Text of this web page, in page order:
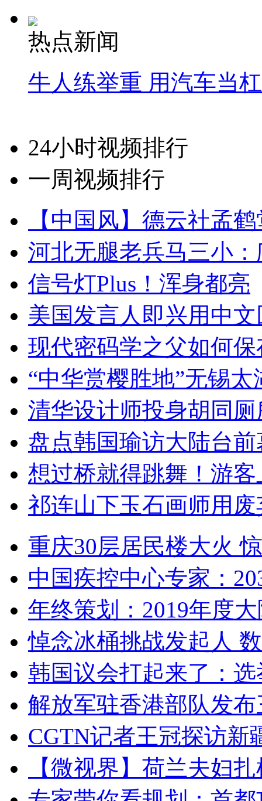
热点新闻
牛人练举重 用汽车当
24小时视频排行
一周视频排行
【中国风】德云社孟
河北无腿老兵马三小
信号灯Plus！浑身都亮
美国发言人即兴用中
现代密码学之父如何
“中华赏樱胜地”无锡
清华设计师投身胡同
盘点韩国瑜访大陆台
想过桥就得跳舞！游客
祁连山下玉石画师用
重庆30层居民楼大火
中国疾控中心专家：
年终策划：2019年度
悼念冰桶挑战发起人
韩国议会打起来了：
解放军驻香港部队发
CGTN记者王冠探访新
【微视界】荷兰夫妇